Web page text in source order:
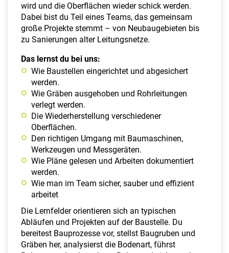
wird und die Oberflächen wieder schick werden.
Dabei bist du Teil eines Teams, das gemeinsam
große Projekte stemmt – von Neubaugebieten bis
zu Sanierungen alter Leitungsnetze.
Das lernst du bei uns:
Wie Baustellen eingerichtet und abgesichert
werden.
Wie Gräben ausgehoben und Rohrleitungen
verlegt werden.
Die Wiederherstellung verschiedener
Oberflächen.
Den richtigen Umgang mit Baumaschinen,
Werkzeugen und Messgeräten.
Wie Pläne gelesen und Arbeiten dokumentiert
werden.
Wie man im Team sicher, sauber und effizient
arbeitet
Die Lernfelder orientieren sich an typischen
Abläufen und Projekten auf der Baustelle. Du
bereitest Bauprozesse vor, stellst Baugruben und
Gräben her, analysierst die Bodenart, führst